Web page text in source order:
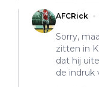
AFCRick
Sorry,
zitten in
dat hij
de indruk